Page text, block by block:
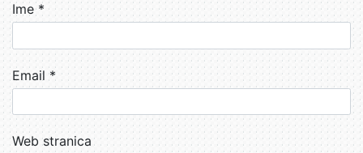
Ime*
Email*
Web stranica